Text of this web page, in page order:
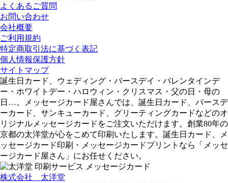
よくあるご質問
お問い合わせ
会社概要
ご利用規約
特定商取引法に基づく表記
個人情報保護方針
サイトマップ
誕生日カード、ウェディング・バースデイ・バレンタインデ
ー・ホワイトデー・ハロウィン・クリスマス・父の日・母の
日…。メッセージカード屋さんでは、誕生日カード、バースデ
ーカード、サンキューカード、グリーティングカードなどのオ
リジナルメッセージカードをご注文いただけます。創業80年の
京都の太洋堂が心をこめて印刷いたします。誕生日カード、メ
ッセージカード印刷・メッセージカードプリントなら「メッセ
ージカード屋さん」にお任せください。
株式会社 太洋堂